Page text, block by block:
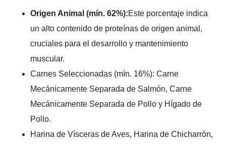
Origen Animal (mín. 62%):Este porcentaje indica
un alto contenido de proteínas de origen animal,
cruciales para el desarrollo y mantenimiento
muscular.
Carnes Seleccionadas (mín. 16%): Carne
Mecánicamente Separada de Salmón, Carne
Mecánicamente Separada de Pollo y Hígado de
Pollo.
Harina de Vísceras de Aves, Harina de Chicharrón,